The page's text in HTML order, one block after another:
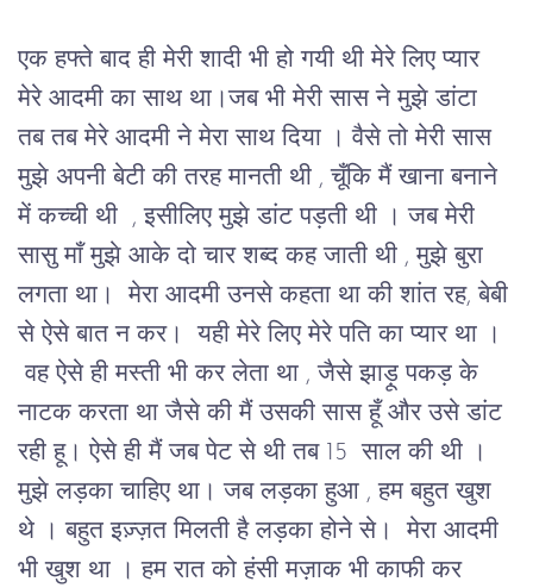
एक हफ्ते बाद ही मेरी शादी भी हो गयी थी मेरे लिए प्यार
मेरे आदमी का साथ था।जब भी मेरी सास ने मुझे डांटा
तब तब मेरे आदमी ने मेरा साथ दिया । वैसे तो मेरी सास
मुझे अपनी बेटी की तरह मानती थी , चूँकि मैं खाना बनाने
में कच्ची थी  , इसीलिए मुझे डांट पड़ती थी । जब मेरी
सासु माँ मुझे आके दो चार शब्द कह जाती थी , मुझे बुरा
लगता था।  मेरा आदमी उनसे कहता था की शांत रह, बेबी
से ऐसे बात न कर।  यही मेरे लिए मेरे पति का प्यार था ।
वह ऐसे ही मस्ती भी कर लेता था , जैसे झाड़ू पकड़ के
नाटक करता था जैसे की मैं उसकी सास हूँ और उसे डांट
रही हू। ऐसे ही मैं जब पेट से थी तब 15  साल की थी ।
मुझे लड़का चाहिए था। जब लड़का हुआ , हम बहुत खुश
थे । बहुत इज़्ज़त मिलती है लड़का होने से।  मेरा आदमी
भी खुश था । हम रात को हंसी मज़ाक भी काफी कर